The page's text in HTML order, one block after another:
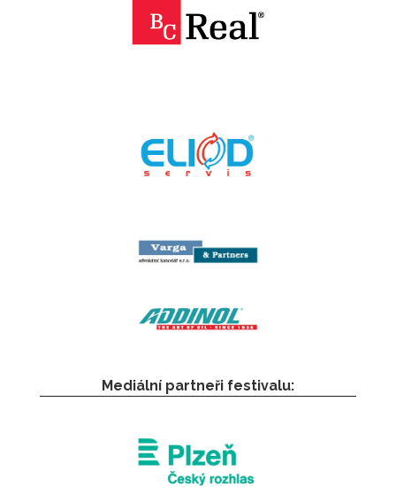
Mediální partneři festivalu: